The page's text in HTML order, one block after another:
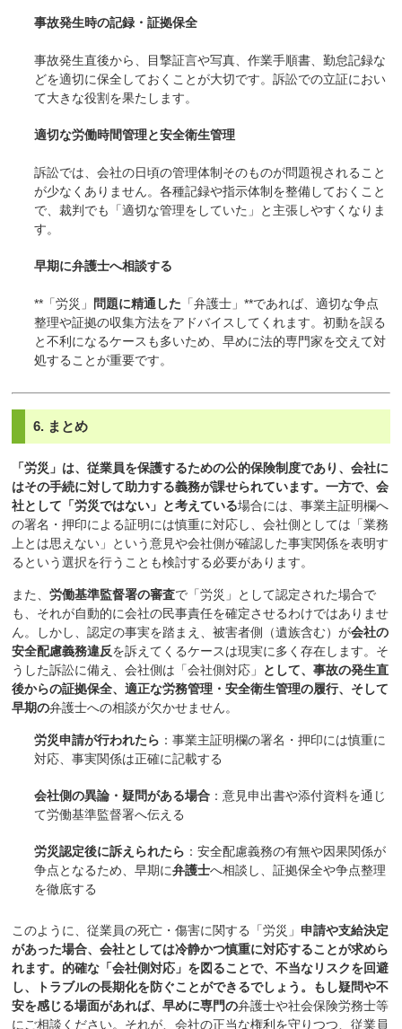
事故発生時の記録・証拠保全
事故発生直後から、目撃証言や写真、作業手順書、勤怠記録な
どを適切に保全しておくことが大切です。訴訟での立証におい
て大きな役割を果たします。
適切な労働時間管理と安全衛生管理
訴訟では、会社の日頃の管理体制そのものが問題視されること
が少なくありません。各種記録や指示体制を整備しておくこと
で、裁判でも「適切な管理をしていた」と主張しやすくなりま
す。
早期に弁護士へ相談する
**「労災」 問題に精通した 「弁護士」**であれば、適切な争点
整理や証拠の収集方法をアドバイスしてくれます。初動を誤る
と不利になるケースも多いため、早めに法的専門家を交えて対
処することが重要です。
6. まとめ
「労災」は、従業員を保護するための公的保険制度であり、会社に
はその手続に対して助力する義務が課せられています。一方で、会
社として「労災ではない」と考えている場合には、事業主証明欄へ
の署名・押印による証明には慎重に対応し、会社側としては「業務
上とは思えない」という意見や会社側が確認した事実関係を表明す
るという選択を行うことも検討する必要があります。
また、労働基準監督署の審査で「労災」として認定された場合で
も、それが自動的に会社の民事責任を確定させるわけではありませ
ん。しかし、認定の事実を踏まえ、被害者側（遺族含む）が会社の
安全配慮義務違反を訴えてくるケースは現実に多く存在します。そ
うした訴訟に備え、会社側は「会社側対応」 として、事故の発生直
後からの証拠保全、適正な労務管理・安全衛生管理の履行、そして
早期の弁護士への相談が欠かせません。
労災申請が行われたら ：事業主証明欄の署名・押印には慎重に
対応、事実関係は正確に記載する
会社側の異論・疑問がある場合 ：意見申出書や添付資料を通じ
て労働基準監督署へ伝える
労災認定後に訴えられたら ：安全配慮義務の有無や因果関係が
争点となるため、早期に弁護士へ相談し、証拠保全や争点整理
を徹底する
このように、従業員の死亡・傷害に関する「労災」申請や支給決定
があった場合、会社としては冷静かつ慎重に対応することが求めら
れます。的確な「会社側対応」を図ることで、不当なリスクを回避
し、トラブルの長期化を防ぐことができるでしょう。もし疑問や不
安を感じる場面があれば、早めに専門の弁護士や社会保険労務士等
にご相談ください。それが、会社の正当な権利を守りつつ、従業員